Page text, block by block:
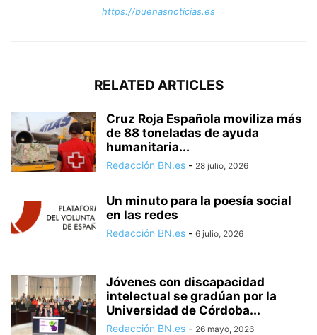
https://buenasnoticias.es
RELATED ARTICLES
Cruz Roja Española moviliza más
de 88 toneladas de ayuda
humanitaria...
Redacción BN.es - 28 julio, 2026
Un minuto para la poesía social
en las redes
Redacción BN.es - 6 julio, 2026
Jóvenes con discapacidad
intelectual se gradúan por la
Universidad de Córdoba...
Redacción BN.es - 26 mayo, 2026